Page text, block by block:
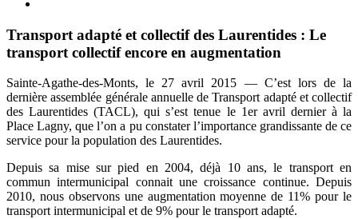
agrandie
Transport adapté et collectif des Laurentides : Le
transport collectif encore en augmentation
Sainte-Agathe-des-Monts, le 27 avril 2015 — C’est lors de la
dernière assemblée générale annuelle de Transport adapté et collectif
des Laurentides (TACL), qui s’est tenue le 1er avril dernier à la
Place Lagny, que l’on a pu constater l’importance grandissante de ce
service pour la population des Laurentides.
Depuis sa mise sur pied en 2004, déjà 10 ans, le transport en
commun intermunicipal connait une croissance continue. Depuis
2010, nous observons une augmentation moyenne de 11% pour le
transport intermunicipal et de 9% pour le transport adapté.